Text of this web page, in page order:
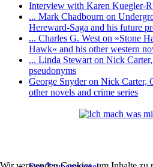
Interview with Karen Kuegler-
... Mark Chadbourn on
Hereward-Saga and his future
... Charles G. West on »Stone
Hawk« and his other western
... Linda Stewart on Nick
pseudonyms
George Snyder on Nick Carter,
other novels and crime series